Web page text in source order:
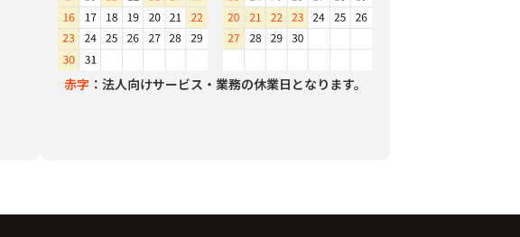
赤字 ：法人向けサービス・業務の休業日となります。